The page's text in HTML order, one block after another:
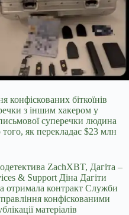
конфіскованих біткоїнів
з іншим хакером у
суперечки людина
того, як перекладає $23 млн
ZachXBT, Дагіта –
& Support Діна Дагіти
отримала контракт Служби
конфіскованими
матеріалів